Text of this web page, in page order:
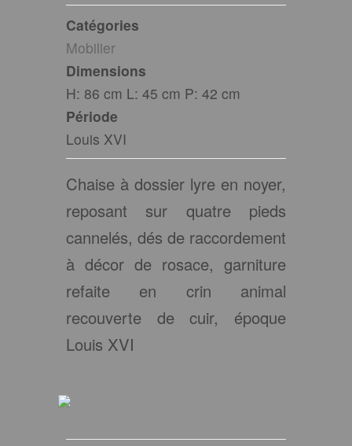
Catégories
Mobilier
Dimensions
H: 86 cm L: 45 cm P: 42 cm
Période
Louis XVI
Chaise à dossier lyre en noyer,
reposant sur quatre pieds
cannelés, dés de raccordement
à décor de rosace, garniture
refaite en crin animal
recouverte de cuir, époque
Louis XVI